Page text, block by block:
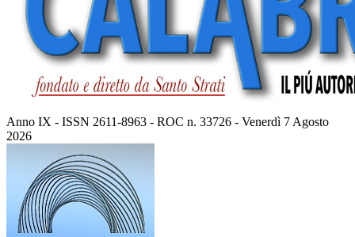
Anno IX - ISSN 2611-8963 - ROC n. 33726 - Venerdì 7 Agosto
2026